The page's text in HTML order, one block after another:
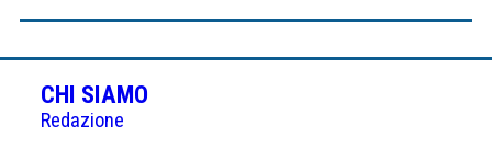
CHI SIAMO
Redazione